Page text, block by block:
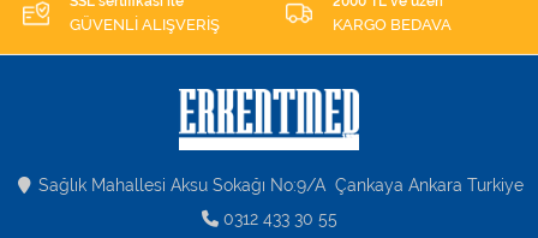
GÜVENLİ ALIŞVERİŞ KARGO BEDAVA
Sağlık Mahallesi Aksu Sokağı No:9/A Çankaya Ankara Turkiye
0312 433 30 55